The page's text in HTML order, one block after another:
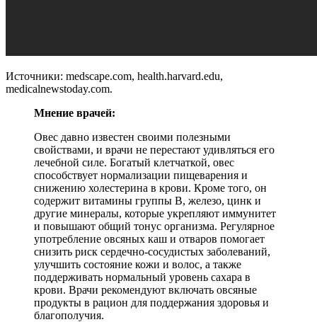
Источники: medscape.com, health.harvard.edu,
medicalnewstoday.com.
Мнение врачей:
Овес давно известен своими полезными
свойствами, и врачи не перестают удивляться его
лечебной силе. Богатый клетчаткой, овес
способствует нормализации пищеварения и
снижению холестерина в крови. Кроме того, он
содержит витамины группы В, железо, цинк и
другие минералы, которые укрепляют иммунитет
и повышают общий тонус организма. Регулярное
употребление овсяных каш и отваров помогает
снизить риск сердечно-сосудистых заболеваний,
улучшить состояние кожи и волос, а также
поддерживать нормальный уровень сахара в
крови. Врачи рекомендуют включать овсяные
продукты в рацион для поддержания здоровья и
благополучия.